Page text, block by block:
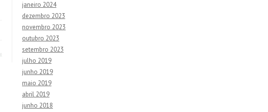
janeiro 2024
dezembro 2023
novembro 2023
outubro 2023
setembro 2023
julho 2019
junho 2019
maio 2019
abril 2019
junho 2018